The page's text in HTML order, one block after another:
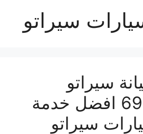
سيراتو
سيراتو
69622745 افضل خدمة
سيراتو